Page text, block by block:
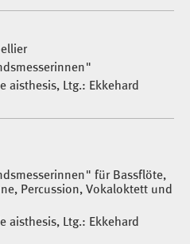
aisthesis, Ltg.: Ekkehard
für Bassflöte,
Percussion, Vokaloktett und
aisthesis, Ltg.: Ekkehard